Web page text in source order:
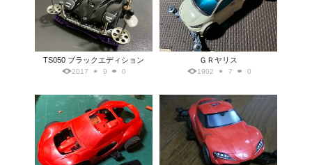
TS050 ブラックエディション
2017 9 0
ＧＲヤリス
1902 7 0